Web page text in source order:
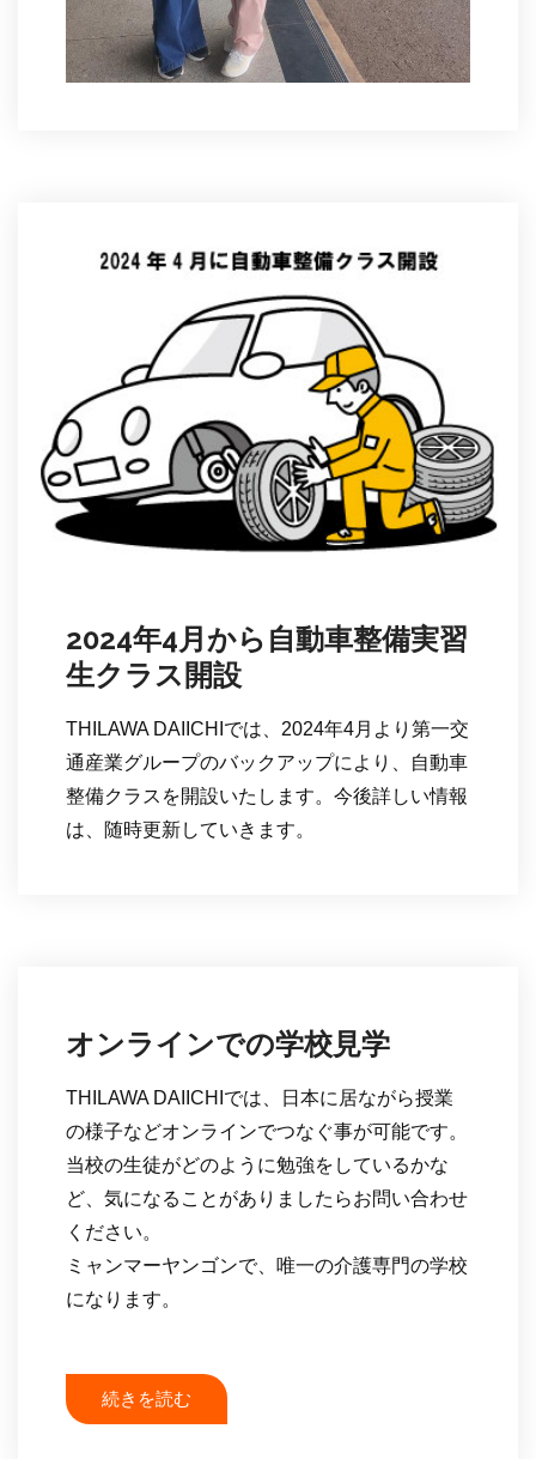
2024年4月から自動車整備実習
生クラス開設
THILAWA DAIICHIでは、2024年4月より第一交
通産業グループのバックアップにより、自動車
整備クラスを開設いたします。今後詳しい情報
は、随時更新していきます。
オンラインでの学校見学
THILAWA DAIICHIでは、日本に居ながら授業
の様子などオンラインでつなぐ事が可能です。
当校の生徒がどのように勉強をしているかな
ど、気になることがありましたらお問い合わせ
ください。
ミャンマーヤンゴンで、唯一の介護専門の学校
になります。
続きを読む